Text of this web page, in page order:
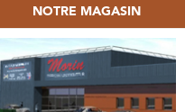
NOTRE MAGASIN